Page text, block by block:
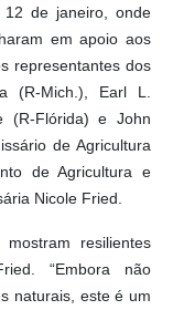
de janeiro, onde
em apoio aos
representantes dos
(R-Mich.), Earl L.
(R-Flórida) e John
de Agricultura
de Agricultura e
Nicole Fried.
resilientes
“Embora não
naturais, este é um